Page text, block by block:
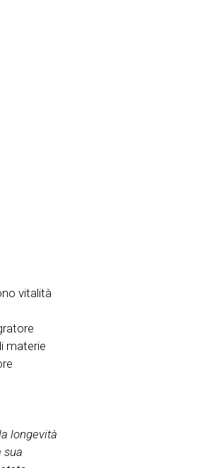
vitalità
materie
longevità
sua